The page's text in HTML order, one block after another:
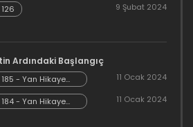
9 Şubat 2024
Ardındaki Başlangıç
185 - Yan Hikaye
11 Ocak 2024
184 - Yan Hikaye
11 Ocak 2024